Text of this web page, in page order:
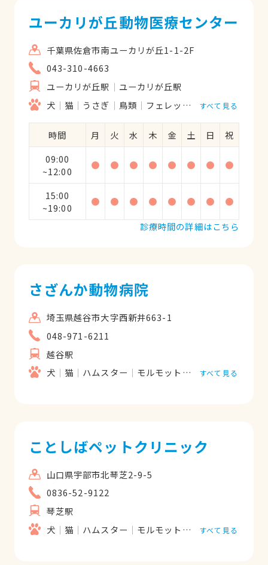
ユーカリが丘動物医療センター
千葉県佐倉市南ユーカリが丘1-1-2F
043-310-4663
ユーカリが丘駅
ユーカリが丘駅
犬
猫 うさぎ 鳥類 フェレット ハムスター
すべて見る
時間 月 火 水 木 金 土 日
祝
09:00
~12:00
● ● ● ● ● ● ● ●
15:00
~19:00
● ● ● ● ● ● ●
●
診療時間の詳細はこちら
さざんか動物病院
埼玉県越谷市大字西新井663-1
048-971-6211
越谷駅
犬
猫 ハムスター モルモット フェレット
すべて見る
ことしばペットクリニック
山口県宇部市北琴芝2-9-5
0836-52-9122
琴芝駅
犬
猫 ハムスター モルモット フェレット
すべて見る